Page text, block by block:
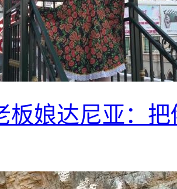
板娘达尼亚：